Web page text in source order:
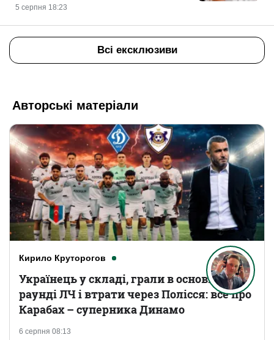
5 серпня 18:23
Всі ексклюзиви
Авторські матеріали
Кирило Круторогов
6 серпня 08:13
Українець у складі, грали в основному
раунді ЛЧ і втрати через Полісся: все про
Карабах – суперника Динамо